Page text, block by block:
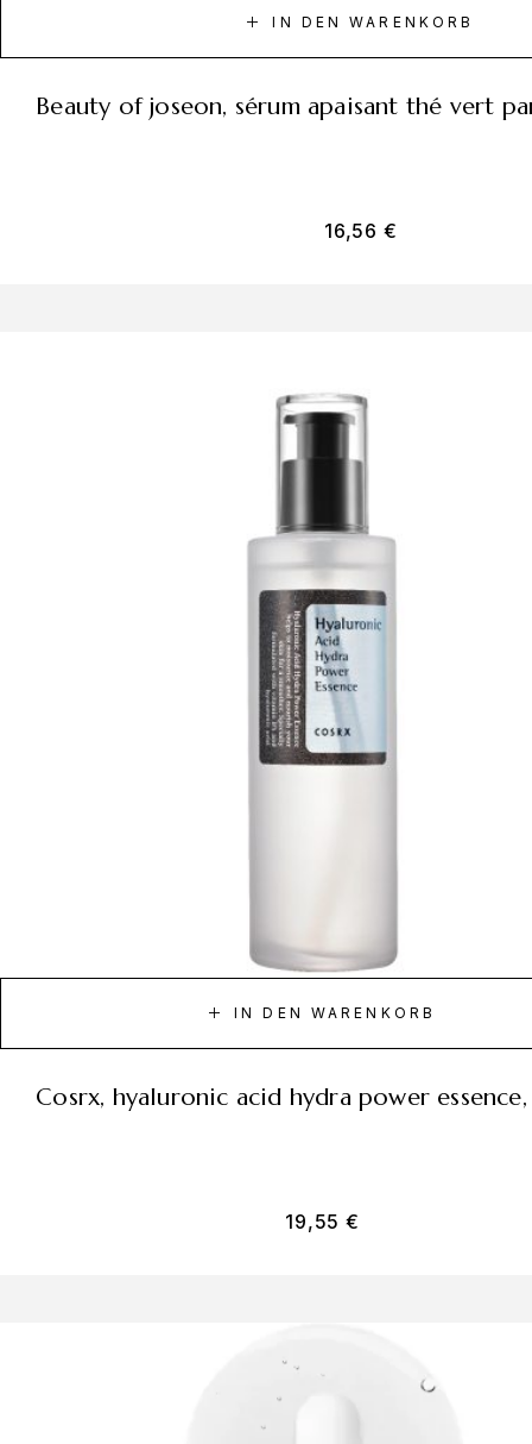
IN DEN WARENKORB
beauty of joseon, sérum apaisant thé vert
16,56 €
IN DEN WARENKORB
cosrx, hyaluronic acid hydra power
19,55 €